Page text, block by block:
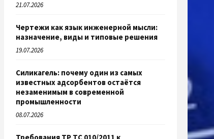
21.07.2026
Чертежи как язык инженерной мысли:
назначение, виды и типовые решения
19.07.2026
Силикагель: почему один из самых
известных адсорбентов остаётся
незаменимым в современной
промышленности
08.07.2026